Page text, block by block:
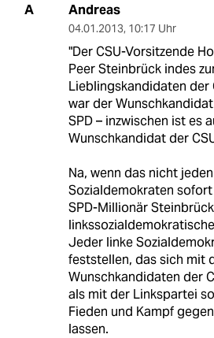
A Andreas
04.01.2013, 10:17 Uhr
"Der CSU-Vorsitzende
Peer Steinbrück indes
Lieblingskandidaten der
war der
SPD – inzwischen ist es
Wunschkandidat der
Na, wenn das nicht
Sozialdemokraten
SPD-Millionär
Jeder linke
feststellen, das sich mit
Wunschkandidaten der
als mit der Linkspartei
Fieden und Kampf
lassen.